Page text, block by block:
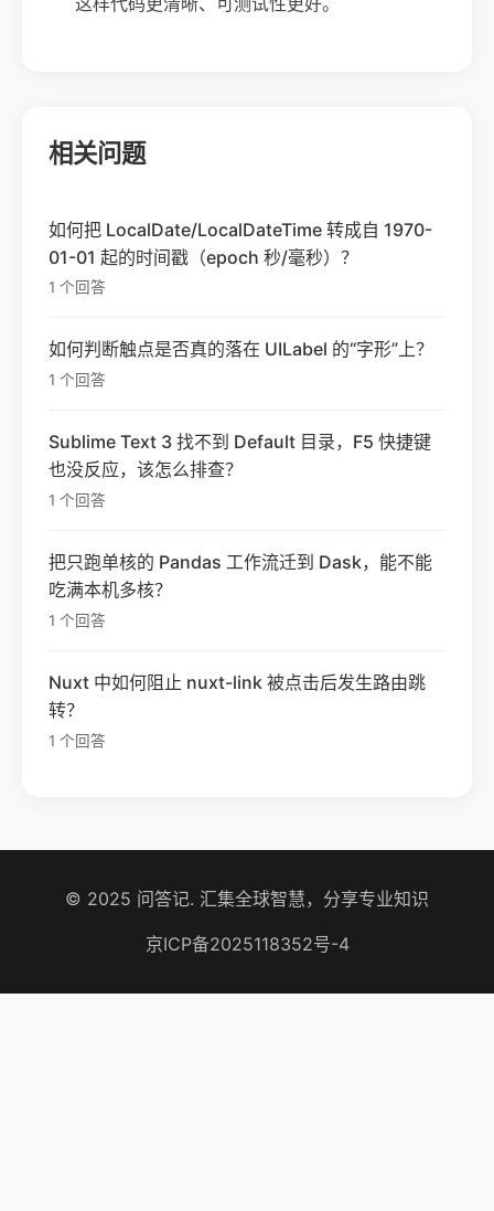
相关问题
如何把 LocalDate/LocalDateTime 转成自 1970-
01-01 起的时间戳（epoch 秒/毫秒）？
1 个回答
如何判断触点是否真的落在 UILabel 的“字形”上？
1 个回答
Sublime Text 3 找不到 Default 目录，F5 快捷键
也没反应，该怎么排查？
1 个回答
把只跑单核的 Pandas 工作流迁到 Dask，能不能
吃满本机多核？
1 个回答
Nuxt 中如何阻止 nuxt-link 被点击后发生路由跳
转？
1 个回答
© 2025 问答记. 汇集全球智慧，分享专业知识
京ICP备2025118352号-4